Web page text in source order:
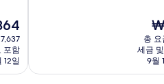
포함
12일
우
현
재
요
금
총
세금
9월